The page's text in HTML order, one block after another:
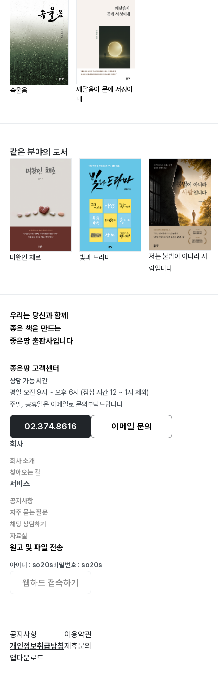
가정법假定法 이야기― 33
바둑 1― 35
바둑 2― 36
묵묵??― 37
각성覺醒― 38
고독孤獨― 44
하루살이― 45
그 마음― 46
쓰레기장의 시집― 49
님 ― 50
어머니― 51
이상한 나라 1― 52
형이상학과 하학 ― 61
오월― 62
스무고개― 63
시간의 발자국소리― 65
제3부말과 글
말의 고향― 68
고백― 70
선비― 72
가차假借 문자 ― 73
입을 닫다― 74
파업 제안― 75
말의 집― 76
글공부 1(십충)― 77
글공부 2(돌)― 80
글공부 3(혀)― 81
시어詩語― 82
문자의 속내― 83
천잠역정天蠶歷程― 85
비나리― 87
죽음 찬미讚美― 91
감사― 92
그 말― 93
속울음
깨달음이 문에 서성이
네
같은 분야의 도서
미완인 채로 빛과 드라마
저는 불법이 아니라 사
람입니다
우리는 당신과 함께
좋은 책을 만드는
좋은땅 출판사입니다
좋은땅 고객센터
상담 가능 시간
평일 오전 9시 ~ 오후 6시 (점심 시간 12 ~ 1시 제외)
주말, 공휴일은 이메일로 문의부탁드립니다
02.374.8616 이메일 문의
회사
회사 소개
찾아오는 길
서비스
공지사항
자주 묻는 질문
채팅 상담하기
자료실
원고 및 파일 전송
아이디 : so20s비밀번호 : so20s
웹하드 접속하기
공지사항
개인정보취급방침
앱다운로드
이용약관
제휴문의